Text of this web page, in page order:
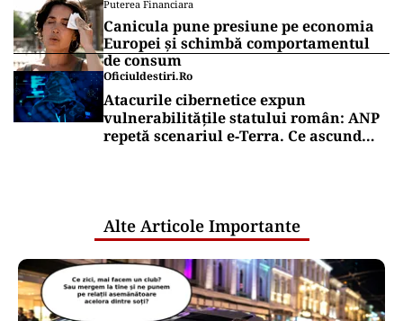
Puterea Financiara
Canicula pune presiune pe economia
Europei și schimbă comportamentul
de consum
Oficiuldestiri.ro
Atacurile cibernetice expun
vulnerabilitățile statului român: ANP
repetă scenariul e‑Terra. Ce ascund
Alte Articole Importante